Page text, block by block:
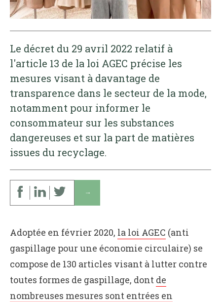
Le décret du 29 avril 2022 relatif à
l'article 13 de la loi AGEC précise les
mesures visant à davantage de
transparence dans le secteur de la mode,
notamment pour informer le
consommateur sur les substances
dangereuses et sur la part de matières
issues du recyclage.
↓
Adoptée en février 2020, la loi AGEC (anti
gaspillage pour une économie circulaire) se
compose de 130 articles visant à lutter contre
toutes formes de gaspillage, dont de
nombreuses mesures sont entrées en